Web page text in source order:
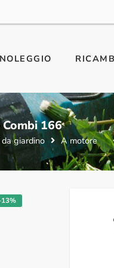
NOLEGGIO
166
giardino A motore